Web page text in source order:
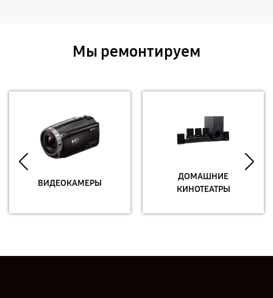
Мы ремонтируем
ВИДЕОКАМЕРЫ
ДОМАШНИЕ
КИНОТЕАТРЫ